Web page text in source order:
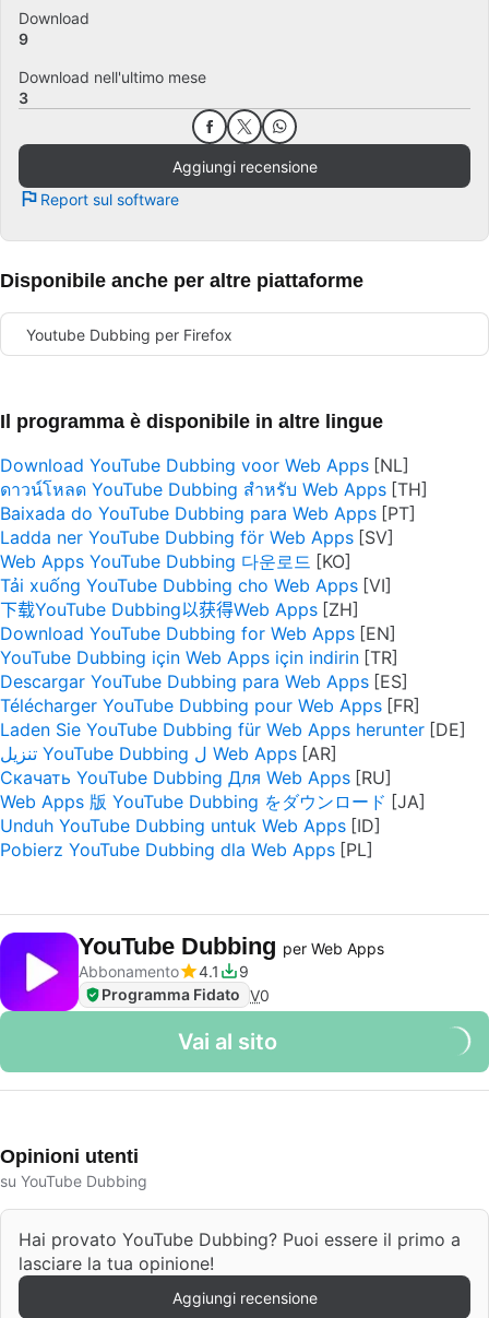
Download
9
Download nell'ultimo mese
3
Aggiungi recensione
Report sul software
Disponibile anche per altre piattaforme
Youtube Dubbing per Firefox
Il programma è disponibile in altre lingue
Download YouTube Dubbing voor Web Apps
ดาวน์โหลด YouTube Dubbing สำหรับ Web Apps
Baixada do YouTube Dubbing para Web Apps
Ladda ner YouTube Dubbing för Web Apps
Web Apps YouTube Dubbing 다운로드
Tải xuống YouTube Dubbing cho Web Apps
下载YouTube Dubbing以获得Web Apps
Download YouTube Dubbing for Web Apps
YouTube Dubbing için Web Apps için indirin
Descargar YouTube Dubbing para Web Apps
Télécharger YouTube Dubbing pour Web Apps
Laden Sie YouTube Dubbing für Web Apps herunter
تنزيل YouTube Dubbing ل Web Apps
Скачать YouTube Dubbing Для Web Apps
Web Apps 版 YouTube Dubbing をダウンロード
Unduh YouTube Dubbing untuk Web Apps
Pobierz YouTube Dubbing dla Web Apps
YouTube Dubbing per Web Apps
Abbonamento
4.1
9
Programma Fidato V0
Vai al sito
Opinioni utenti
su YouTube Dubbing
Hai provato YouTube Dubbing? Puoi essere il primo a
lasciare la tua opinione!
Aggiungi recensione